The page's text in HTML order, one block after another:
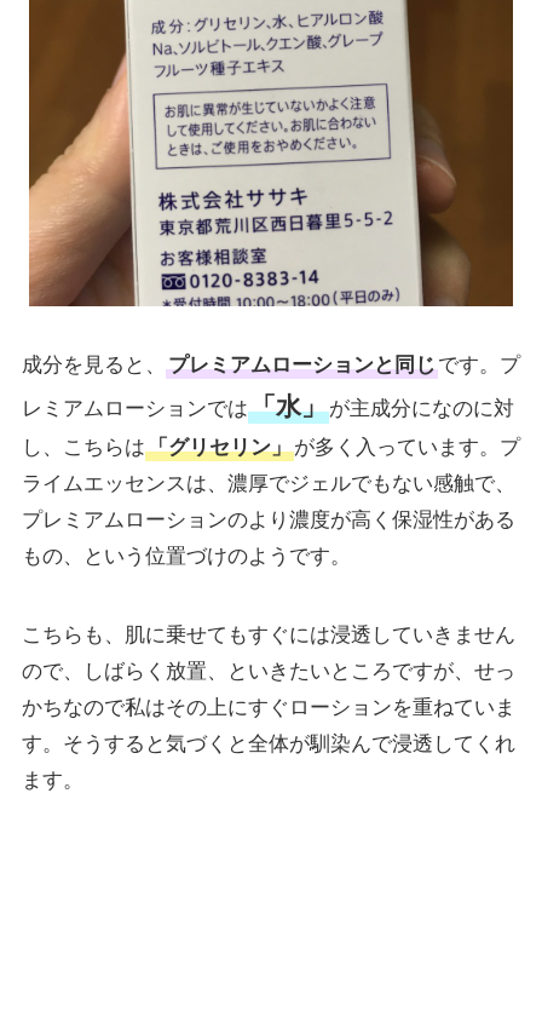
成分を見ると、 プレミアムローションと同じです。プ
レミアムローションでは「水」が主成分になのに対
し、こちらは「グリセリン」が多く入っています。プ
ライムエッセンスは、濃厚でジェルでもない感触で、
プレミアムローションのより濃度が高く保湿性がある
もの、という位置づけのようです。
こちらも、肌に乗せてもすぐには浸透していきません
ので、しばらく放置、といきたいところですが、せっ
かちなので私はその上にすぐローションを重ねていま
す。そうすると気づくと全体が馴染んで浸透してくれ
ます。